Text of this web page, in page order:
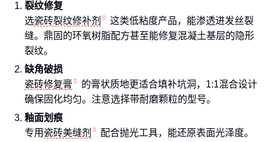
裂纹修复
选瓷砖裂纹修补剂
这类低粘度产品，能渗透进发丝裂
缝。鼎固的环氧树脂配方甚至能修复混凝土基层的隐形
裂纹。
缺角破损
瓷砖修复膏
的膏状质地更适合填补坑洞，1:1混合设计
确保固化均匀。注意选择带耐磨颗粒的型号。
釉面划痕
专用瓷砖美缝剂
配合抛光工具，能还原表面光泽度。